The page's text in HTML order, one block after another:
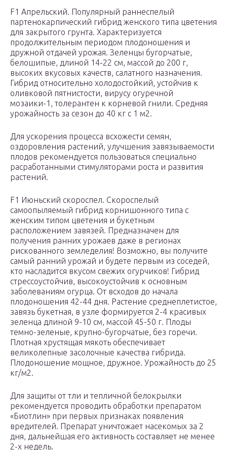
F1 Апрельский. Популярный раннеспелый
партенокарпический гибрид женского типа цветения
для закрытого грунта. Характеризуется
продолжительным периодом плодоношения и
дружной отдачей урожая. Зеленцы бугорчатые,
белошипые, длиной 14-22 см, массой до 200 г,
высоких вкусовых качеств, салатного назначения.
Гибрид относительно холодостойкий, устойчив к
оливковой пятнистости, вирусу огуречной
мозаики-1, толерантен к корневой гнили. Средняя
урожайность за сезон до 40 кг с 1 м2.
Для ускорения процесса всхожести семян,
оздоровления растений, улучшения завязываемости
плодов рекомендуется пользоваться специально
расработанными стимуляторами роста и развития
растений.
F1 Июньский скороспел. Скороспелый
самоопыляемый гибрид корнишонного типа с
женским типом цветения и букетным
расположением завязей. Предназначен для
получения ранних урожаев даже в регионах
рискованного земледелия! Возможно, вы получите
самый ранний урожай и будете первым из соседей,
кто насладится вкусом свежих огурчиков! Гибрид
стрессоустойчив, высокоустойчив к основным
заболеваниям огурца. От всходов до начала
плодоношения 42-44 дня. Растение среднеплетистое,
завязь букетная, в узле формируется 2-4 красивых
зеленца длиной 9-10 см, массой 45-50 г. Плоды
темно-зеленые, крупно-бугорчатые, без горечи.
Плотная хрустящая мякоть обеспечивает
великолепные засолочные качества гибрида.
Плодоношение мощное, дружное. Урожайность до 25
кг/м2.
Для защиты от тли и тепличной белокрылки
рекомендуется проводить обработки препаратом
«Биотлин» при первых признаках появления
вредителей. Препарат уничтожает насекомых за 2
дня, дальнейшая его активность составляет не менее
2-х недель.